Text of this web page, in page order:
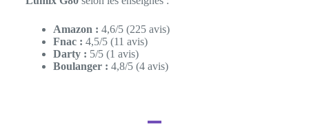
Amazon : 4,6/5 (225 avis)
Fnac : 4,5/5 (11 avis)
Darty : 5/5 (1 avis)
Boulanger : 4,8/5 (4 avis)